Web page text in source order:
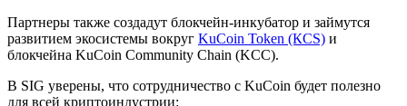
Партнеры также создадут блокчейн-инкубатор и займутся
развитием экосистемы вокруг KuCoin Token (КСS) и
блокчейна KuCoin Community Chain (KCC).
В SIG уверены, что сотрудничество с KuCoin будет полезно
для всей криптоиндустрии: